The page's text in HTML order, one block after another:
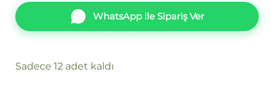
WhatsApp ile Sipariş Ver
Sadece 12 adet kaldı